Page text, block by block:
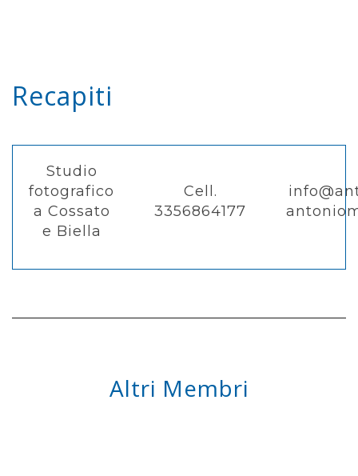
Recapiti
Studio
fotografico
a Cossato
e Biella
Cell.
3356864177
Altri Membri